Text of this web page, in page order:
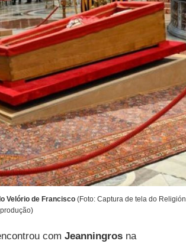
Velório de Francisco (Foto: Captura de tela do Religión
com Jeanningrosna